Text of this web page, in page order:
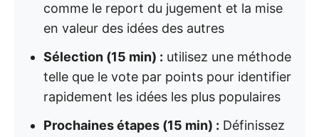
comme le report du jugement et la mise
en valeur des idées des autres
Sélection (15 min) : utilisez une méthode
telle que le vote par points pour identifier
rapidement les idées les plus populaires
Prochaines étapes (15 min) : Définissez